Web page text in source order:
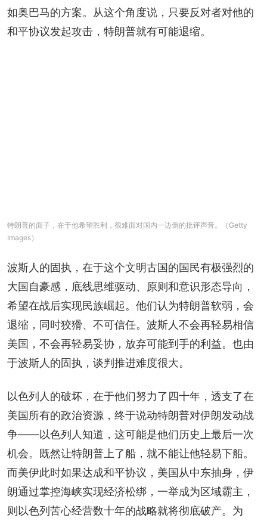
如奥巴马的方案。从这个角度说，只要反对者对他的
和平协议发起攻击，特朗普就有可能退缩。
特朗普的面子，在于他希望胜利，很难面对国内一边倒的批评声音。（Getty
Images）
波斯人的固执，在于这个文明古国的国民有极强烈的
大国自豪感，底线思维驱动、原则和意识形态导向，
希望在战后实现民族崛起。他们认为特朗普软弱，会
退缩，同时狡猾、不可信任。波斯人不会再轻易相信
美国，不会再轻易妥协，放弃可能到手的利益。也由
于波斯人的固执，谈判推进难度很大。
以色列人的破坏，在于他们努力了四十年，透支了在
美国所有的政治资源，终于说动特朗普对伊朗发动战
争——以色列人知道，这可能是他们历史上最后一次
机会。既然让特朗普上了船，就不能让他轻易下船。
而美伊此时如果达成和平协议，美国从中东抽身，伊
朗通过掌控海峡实现经济松绑，一举成为区域霸主，
则以色列苦心经营数十年的战略就将彻底破产。为